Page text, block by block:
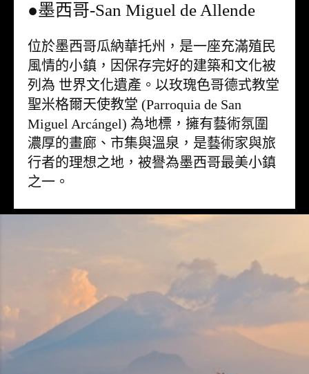
●墨西哥-San Miguel de Allende
位於墨西哥瓜納華托州，是一座充滿殖民
風情的小鎮，因保存完好的建築和文化被
列為 世界文化遺產。以玫瑰色哥德式教堂
聖米格爾天使教堂 (Parroquia de San
Miguel Arcángel) 為地標，擁有藝術氛圍
濃厚的畫廊、市集與溫泉，是藝術家與旅
行者的理想之地，被譽為墨西哥最美小鎮
之一。